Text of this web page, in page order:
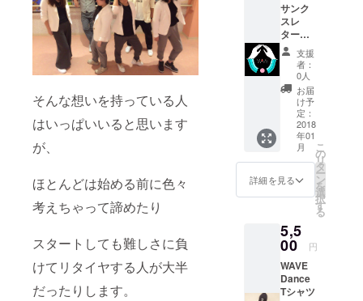
そんな想いを持っている人
はいっぱいいると思います
が、
ほとんどは始める前に色々
考えちゃって諦めたり
スタートしても難しさに負
けてリタイヤする人が大半
だったりします。
サンク
スレ
ター＆
広告掲
載 支援
者：
0人
お届
け予
定：
2018
年01
月
詳細を見る
こ
の
リ
タ
ー
ン
を
選
択
す
る
5,5
00 円
WAVE
Dance
Tシャツ